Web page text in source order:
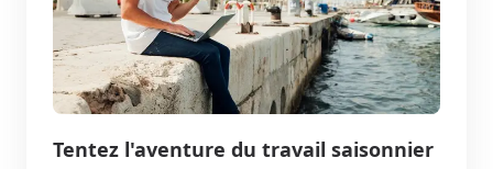
Tentez l'aventure du travail saisonnier